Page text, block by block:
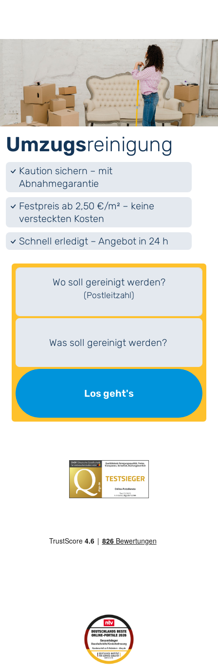
Umzugs­reinigung
Kaution sichern – mit
Abnahmegarantie
Festpreis ab 2,50 €/m² – keine
versteckten Kosten
Schnell erledigt – Angebot in 24 h
Wo soll gereinigt werden?
(Postleitzahl)
Was soll gereinigt werden?
Los geht's